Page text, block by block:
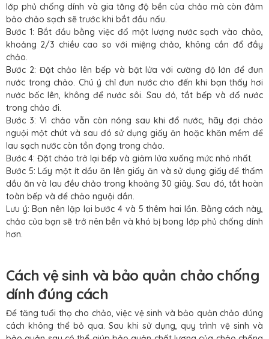
lớp phủ chống dính và gia tăng độ bền của chảo mà còn đảm
bảo chảo sạch sẽ trước khi bắt đầu nấu.
Bước 1: Bắt đầu bằng việc đổ một lượng nước sạch vào chảo,
khoảng 2/3 chiều cao so với miệng chảo, không cần đổ đầy
chảo.
Bước 2: Đặt chảo lên bếp và bật lửa với cường độ lớn để đun
nước trong chảo. Chú ý chỉ đun nước cho đến khi bạn thấy hơi
nước bốc lên, không để nước sôi. Sau đó, tắt bếp và đổ nước
trong chảo đi.
Bước 3: Vì chảo vẫn còn nóng sau khi đổ nước, hãy đợi chảo
nguội một chút và sau đó sử dụng giấy ăn hoặc khăn mềm để
lau sạch nước còn tồn đọng trong chảo.
Bước 4: Đặt chảo trở lại bếp và giảm lửa xuống mức nhỏ nhất.
Bước 5: Lấy một ít dầu ăn lên giấy ăn và sử dụng giấy để thấm
dầu ăn và lau đều chảo trong khoảng 30 giây. Sau đó, tắt hoàn
toàn bếp và để chảo nguội dần.
Lưu ý: Bạn nên lặp lại bước 4 và 5 thêm hai lần. Bằng cách này,
chảo của bạn sẽ trở nên bền và khó bị bong lớp phủ chống dính
hơn.
Cách vệ sinh và bảo quản chảo chống
dính đúng cách
Để tăng tuổi thọ cho chảo, việc vệ sinh và bảo quản chảo đúng
cách không thể bỏ qua. Sau khi sử dụng, quy trình vệ sinh và